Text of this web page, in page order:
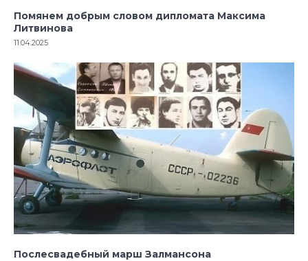
Помянем добрым словом дипломата Максима
Литвинова
11.04.2025
Послесвадебный марш Залмансона